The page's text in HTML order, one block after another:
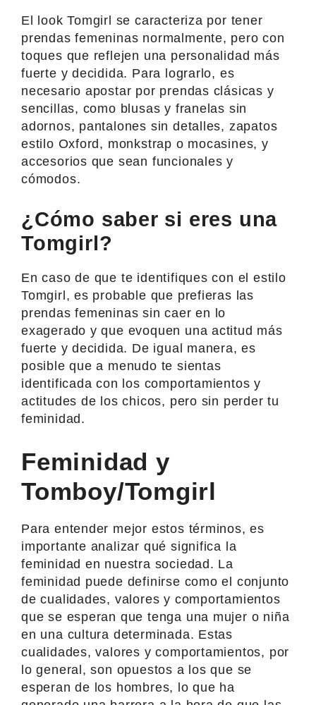
El look Tomgirl se caracteriza por tener
prendas femeninas normalmente, pero con
toques que reflejen una personalidad más
fuerte y decidida. Para lograrlo, es
necesario apostar por prendas clásicas y
sencillas, como blusas y franelas sin
adornos, pantalones sin detalles, zapatos
estilo Oxford, monkstrap o mocasines, y
accesorios que sean funcionales y
cómodos.
¿Cómo saber si eres una
Tomgirl?
En caso de que te identifiques con el estilo
Tomgirl, es probable que prefieras las
prendas femeninas sin caer en lo
exagerado y que evoquen una actitud más
fuerte y decidida. De igual manera, es
posible que a menudo te sientas
identificada con los comportamientos y
actitudes de los chicos, pero sin perder tu
feminidad.
Feminidad y
Tomboy/Tomgirl
Para entender mejor estos términos, es
importante analizar qué significa la
feminidad en nuestra sociedad. La
feminidad puede definirse como el conjunto
de cualidades, valores y comportamientos
que se esperan que tenga una mujer o niña
en una cultura determinada. Estas
cualidades, valores y comportamientos, por
lo general, son opuestos a los que se
esperan de los hombres, lo que ha